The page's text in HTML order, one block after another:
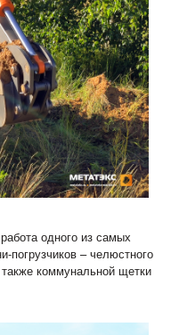
одного из самых
погрузчиков – челюстного
коммунальной щетки